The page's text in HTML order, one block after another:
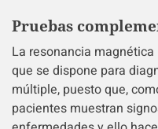
Pruebas
La resonancia
que se dispone para
múltiple, puesto que,
pacientes muestran